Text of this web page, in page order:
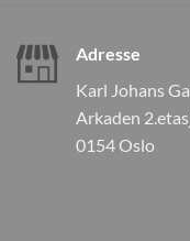
Adresse
Karl Johans
Arkaden
0154 Oslo